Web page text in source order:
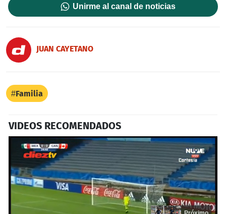
Unirme al canal de noticias
JUAN CAYETANO
Familia
VIDEOS RECOMENDADOS